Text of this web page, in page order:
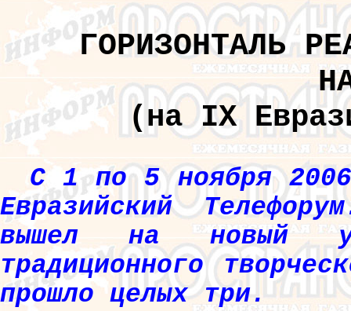
ГОРИЗОНТАЛЬ
(на IX
С 1 по 5 ноября
Евразийский
вышел на новый
традиционного
прошло целых три.